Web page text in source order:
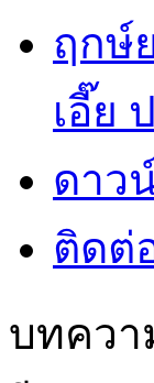
ฤกษ์
เอี๊ย
ดาว
ติดต่
บทคว